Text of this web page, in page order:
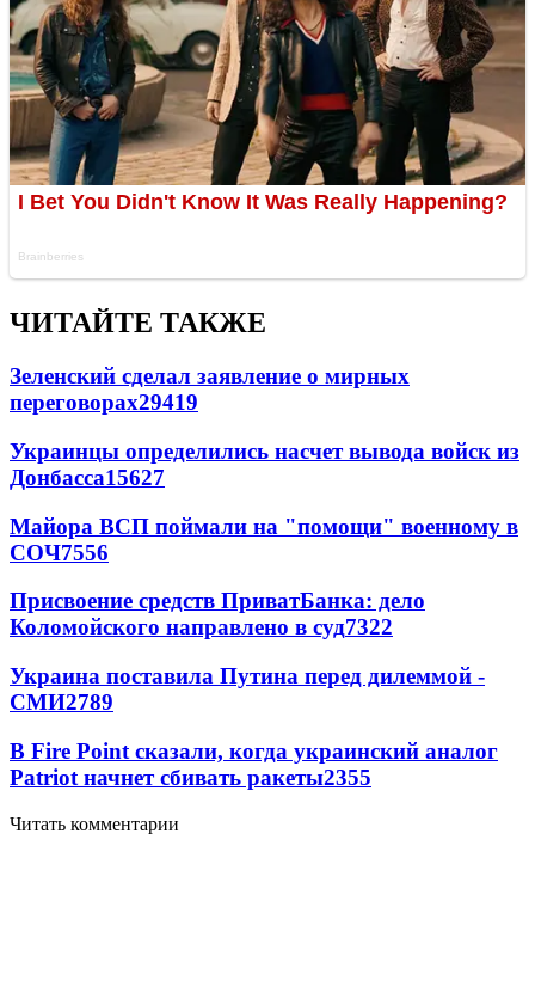
ЧИТАЙТЕ ТАКЖЕ
Зеленский сделал заявление о мирных
переговорах29419
Украинцы определились насчет вывода войск из
Донбасса15627
Майора ВСП поймали на "помощи" военному в
СОЧ7556
Присвоение средств ПриватБанка: дело
Коломойского направлено в суд7322
Украина поставила Путина перед дилеммой -
СМИ2789
В Fire Point сказали, когда украинский аналог
Patriot начнет сбивать ракеты2355
Читать комментарии